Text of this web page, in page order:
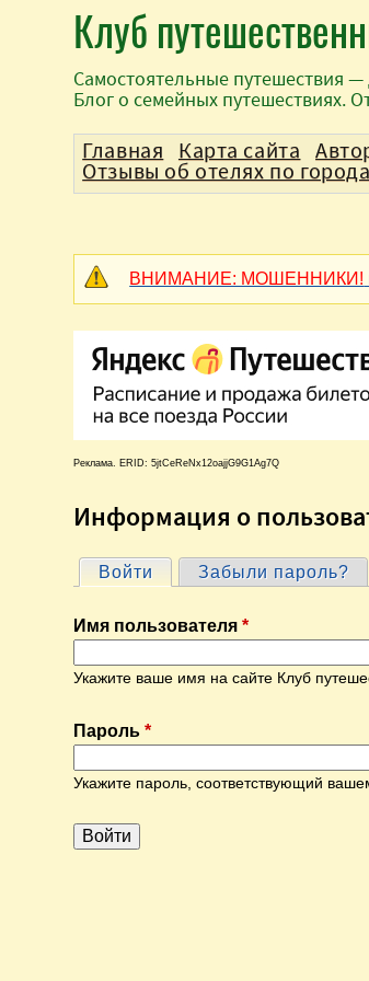
Клуб
Самостоятельные путешествия
Блог о семейных путешествиях.
ВНИМАНИЕ: МОШЕННИКИ!
Реклама. ERID: 5jtCeReNx12oajjG9G1Ag7Q
Информация о
Г
л
в
ы
Войти (активная вкладка)
Забыли пароль?
Имя пользователя*
Укажите ваше имя на сайте Клуб
Пароль*
Укажите пароль, соответствующий
Главная Карта сайта
Отзывы об отелях по